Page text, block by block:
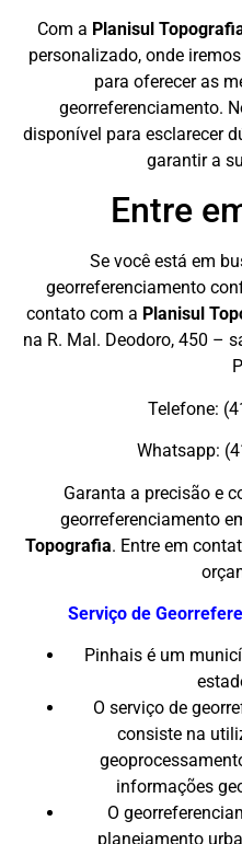
Com a Planisul
personalizado, onde
para oferecer as
georreferenciamento.
disponível para esclarecer
garantir a
Entre
Se você está em
georreferenciamento
contato com a Planisul
na R. Mal. Deodoro, 450 –
Telefone:
Whatsapp:
Garanta a precisão e
georreferenciamento
Topografia. Entre em
Serviço de
Pinhais é um
O serviço de
consiste na
informações
O
planejamento